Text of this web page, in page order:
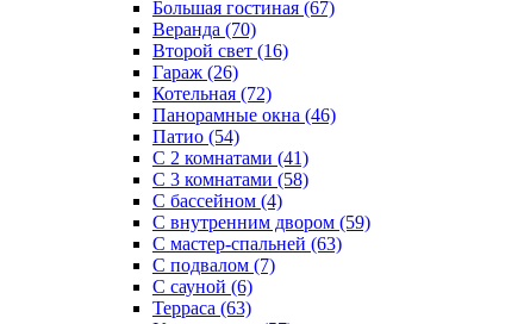
Большая гостиная (67)
Веранда (70)
Второй свет (16)
Гараж (26)
Котельная (72)
Панорамные окна (46)
Патио (54)
С 2 комнатами (41)
С 3 комнатами (58)
С бассейном (4)
С внутренним двором (59)
С мастер-спальней (63)
С подвалом (7)
С сауной (6)
Терраса (63)